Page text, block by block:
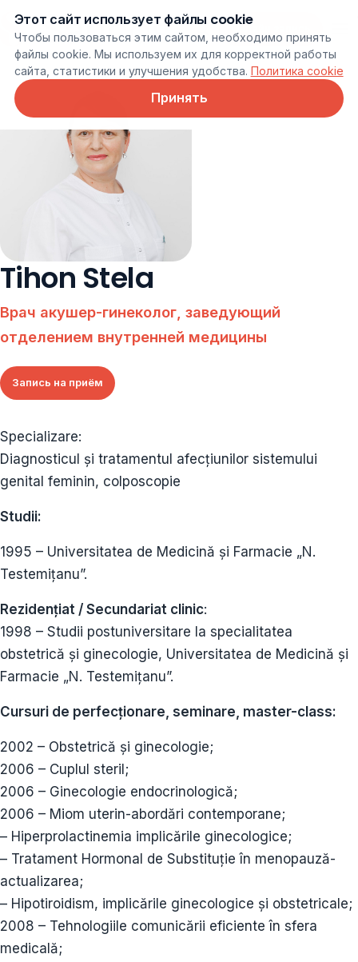
Онлайн запись
Tihon Stela
Врач акушер-гинеколог, заведующий
отделением внутренней медицины
Запись на приём
Specializare:
Diagnosticul și tratamentul afecțiunilor sistemului
genital feminin, colposcopie
Studii:
1995 – Universitatea de Medicină și Farmacie „N.
Testemițanu”.
Rezidențiat / Secundariat clinic:
1998 – Studii postuniversitare la specialitatea
obstetrică și ginecologie, Universitatea de Medicină și
Farmacie „N. Testemițanu”.
Cursuri de perfecționare, seminare, master-class:
2002 – Obstetrică și ginecologie;
2006 – Cuplul steril;
2006 – Ginecologie endocrinologică;
2006 – Miom uterin-abordări contemporane;
– Hiperprolactinemia implicările ginecologice;
– Tratament Hormonal de Substituție în menopauză-
actualizarea;
– Hipotiroidism, implicările ginecologice și obstetricale;
2008 – Tehnologiile comunicării eficiente în sfera
medicală;
Этот сайт использует файлы cookie
Чтобы пользоваться этим сайтом, необходимо принять
файлы cookie. Мы используем их для корректной работы
сайта, статистики и улучшения удобства. Политика cookie
Принять